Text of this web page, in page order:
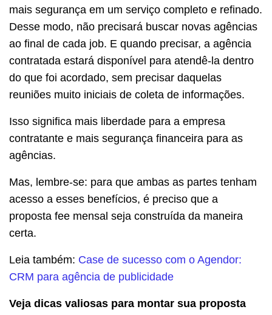
mais segurança em um serviço completo e refinado.
Desse modo, não precisará buscar novas agências
ao final de cada job. E quando precisar, a agência
contratada estará disponível para atendê-la dentro
do que foi acordado, sem precisar daquelas
reuniões muito iniciais de coleta de informações.
Isso significa mais liberdade para a empresa
contratante e mais segurança financeira para as
agências.
Mas, lembre-se: para que ambas as partes tenham
acesso a esses benefícios, é preciso que a
proposta fee mensal seja construída da maneira
certa.
Leia também: Case de sucesso com o Agendor:
CRM para agência de publicidade
Veja dicas valiosas para montar sua proposta